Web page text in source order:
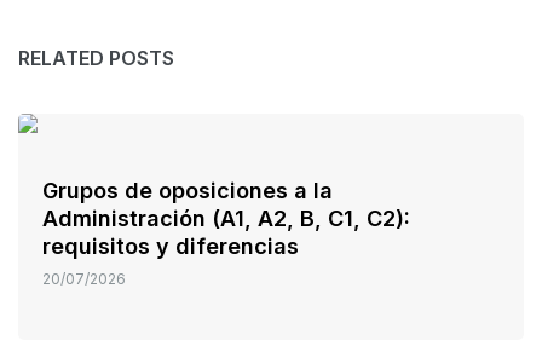
RELATED POSTS
Grupos de oposiciones a la
Administración (A1, A2, B, C1, C2):
requisitos y diferencias
20/07/2026